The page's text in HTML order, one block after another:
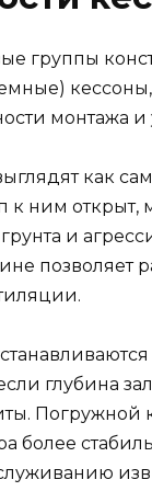
группы
монтажа
как
к ним
грунта и
позволяет
глубина
Погружной
более